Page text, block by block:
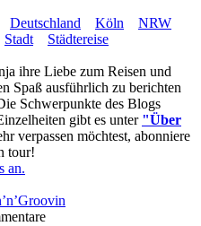
Deutschland Köln
NRW
Stadt
Städtereise
ihre Liebe zum Reisen und
Spaß ausführlich zu berichten
Schwerpunkte des Blogs
gibt es unter "Über
verpassen möchtest, abonniere
tour!
an.